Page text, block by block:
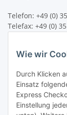
Telefon: +49 (0)
Telefax: +49 (0)
Wir versenden
Ihre
Wie wir
Durch Klicken
Einsatz
Express
Einstellung